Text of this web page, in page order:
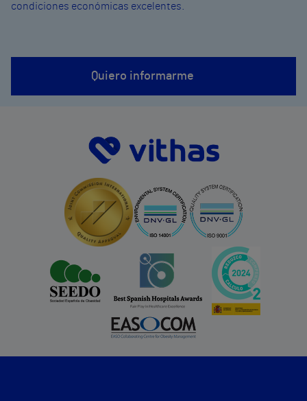
condiciones económicas excelentes.
Quiero informarme